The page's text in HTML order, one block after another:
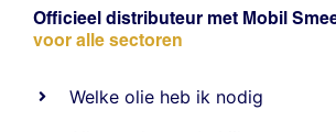
Officieel distributeur met Mobil
voor alle sectoren
Welke olie heb ik nodig